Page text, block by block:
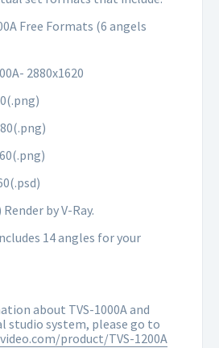
Free Formats (6 angels
2880x1620
by V-Ray.
14 angles for your
about TVS-1000A and
studio system, please go to
product/TVS-1200A